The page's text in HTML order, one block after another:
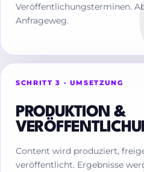
Veröffentlichungsterminen.
Anfrageweg.
SCHRITT 3 · UMSETZUNG
PRODUKTION &
Content wird produziert,
veröffentlicht. Ergebnisse